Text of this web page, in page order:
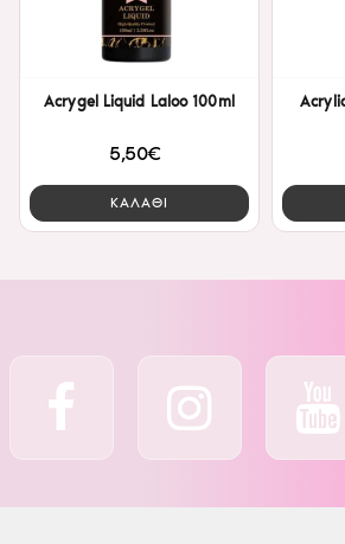
Acrygel Liquid Laloo 100ml
5,50€
ΚΑΛΑΘΙ